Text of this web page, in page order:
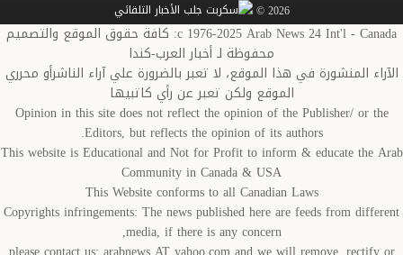
2026 ©
c 1976-2025 Arab News 24 Int'l - Canada: كافة حقوق الموقع والتصميم
محفوظة لـ أخبار العرب-كندا
الآراء المنشورة في هذا الموقع، لا تعبر بالضرورة علي آراء الناشرأو محرري
الموقع ولكن تعبر عن رأي كاتبيها
Opinion in this site does not reflect the opinion of the Publisher/ or the
Editors, but reflects the opinion of its authors.
This website is Educational and Not for Profit to inform & educate the Arab
Community in Canada & USA
This Website conforms to all Canadian Laws
Copyrights infringements: The news published here are feeds from different
media, if there is any concern,